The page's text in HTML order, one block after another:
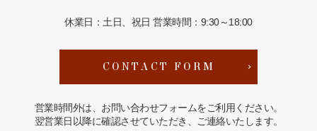
休業日：土日、祝日営業時間：9:30～18:00
CONTACT FORM
営業時間外は、お問い合わせフォームをご利用ください。
翌営業日以降に確認させていただき、ご連絡いたします。